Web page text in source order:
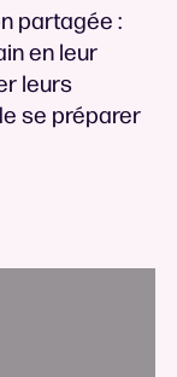
partagée :
en leur
leurs
se préparer